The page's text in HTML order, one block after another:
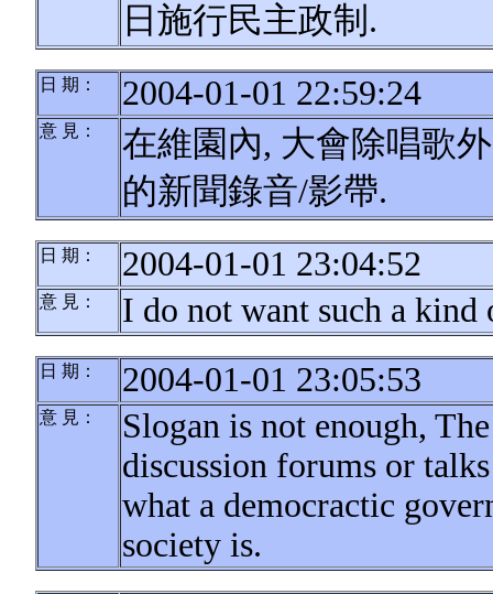
日施行民主政制.
日 期： 2004-01-01 22:59:24
意 見：
在維園內, 大會除唱歌
的新聞錄音/影帶.
日 期： 2004-01-01 23:04:52
意 見： I do not want such a
日 期： 2004-01-01 23:05:53
意 見：
Slogan is not enough,
discussion forums or
what a democractic
society is.